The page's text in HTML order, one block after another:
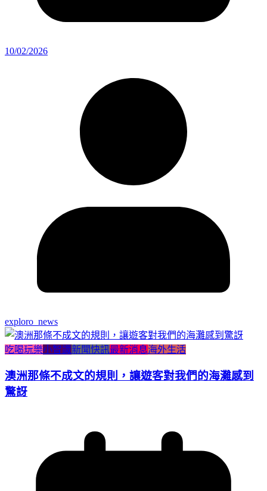
10/02/2026
exploro_news
吃喝玩樂小智識新聞快訊最新消息海外生活
澳洲那條不成文的規則，讓遊客對我們的海灘感到
驚訝